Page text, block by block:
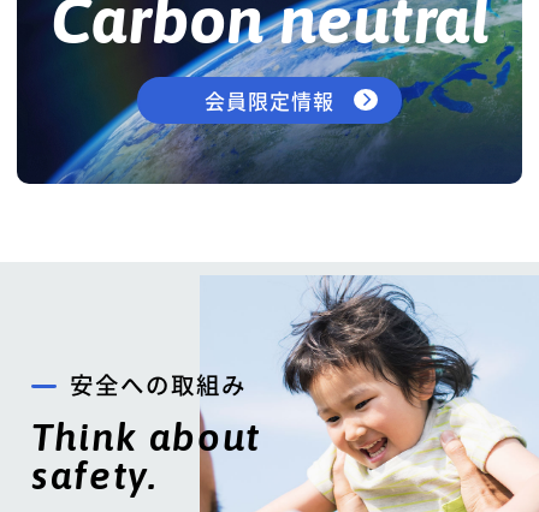
Carbon neutral
会員限定情報
安全への取組み
Think about
safety.